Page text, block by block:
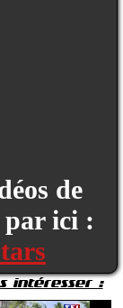
de
par ici :
intéresser :